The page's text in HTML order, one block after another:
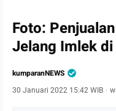
Foto:
Jelang Imlek
kumparanNEWS
30 Januari 2022 15:42 WIB ·